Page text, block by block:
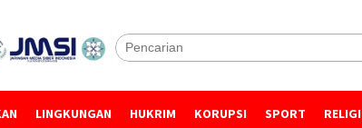
LINGKUNGAN HUKRIM KORUPSI SPORT RELIGI